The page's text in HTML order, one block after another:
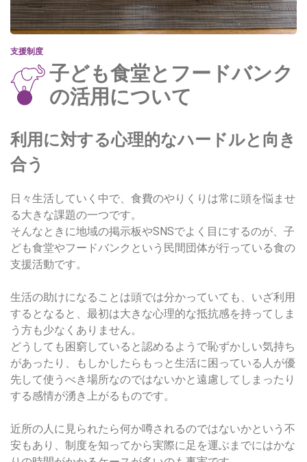
支援制度
子ども食堂とフードバンク
の活用について
利用に対する心理的なハードルと向き
合う
日々生活していく中で、食費のやりくりは常に頭を悩ませ
る大きな課題の一つです。
そんなときに地域の掲示板やSNSでよく目にするのが、子
ども食堂やフードバンクという民間団体が行っている食の
支援活動です。
生活の助けになることは頭では分かっていても、いざ利用
するとなると、最初は大きな心理的な抵抗感を持ってしま
う方も少なくありません。
どうしても困窮していると認めるようで恥ずかしい気持ち
があったり、もしかしたらもっと生活に困っている人が優
先して使うべき場所なのではないかと遠慮してしまったり
する感情が湧き上がるものです。
近所の人に見られたら何か噂されるのではないかという不
安もあり、制度を知ってから実際に足を運ぶまでにはかな